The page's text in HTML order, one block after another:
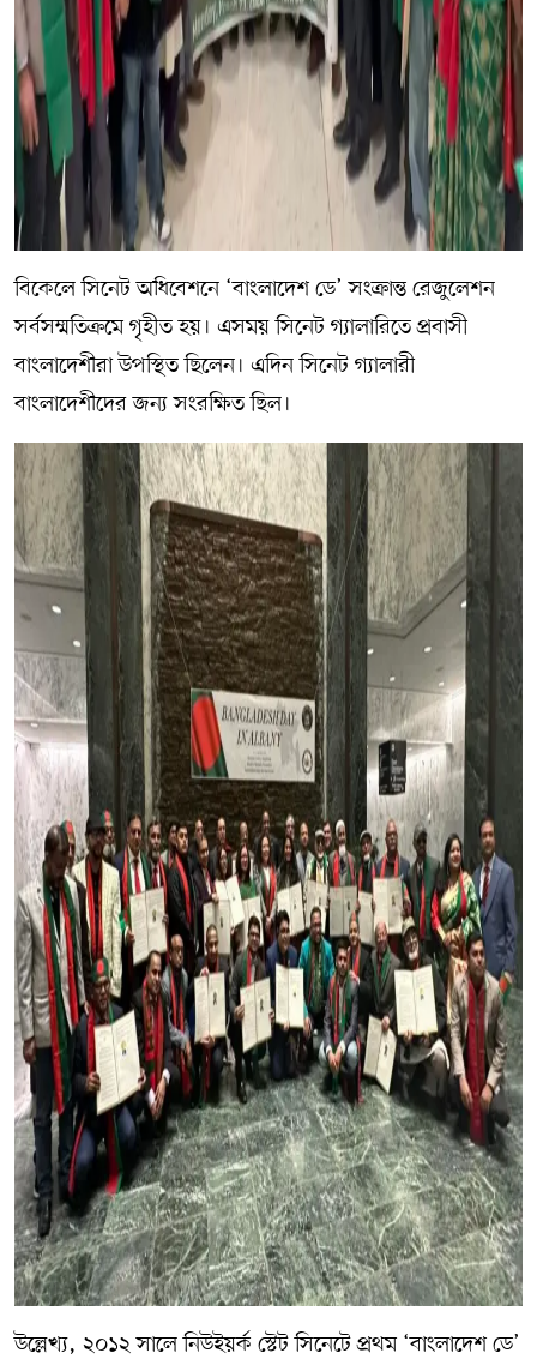
বিকেলে সিনেট অধিবেশনে ‘বাংলাদেশ ডে’ সংক্রান্ত রেজুলেশন
সর্বসম্মতিক্রমে গৃহীত হয়। এসময় সিনেট গ্যালারিতে প্রবাসী
বাংলাদেশীরা উপস্থিত ছিলেন। এদিন সিনেট গ্যালারী
বাংলাদেশীদের জন্য সংরক্ষিত ছিল।
উল্লেখ্য, ২০১২ সালে নিউইয়র্ক স্টেট সিনেটে প্রথম ‘বাংলাদেশ ডে’